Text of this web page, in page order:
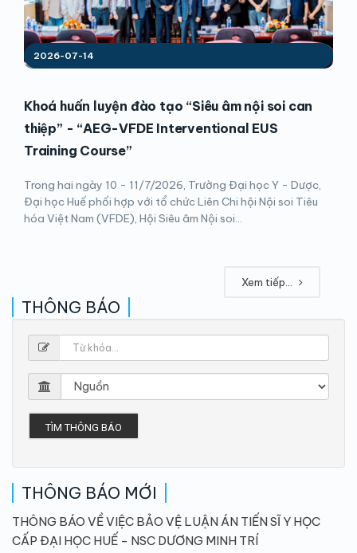
2026-07-14
Khoá huấn luyện đào tạo “Siêu âm nội soi can
thiệp” - “AEG-VFDE Interventional EUS
Training Course”
Trong hai ngày 10 - 11/7/2026, Trường Đại học Y - Dược,
Đại học Huế phối hợp với tổ chức Liên Chi hội Nội soi Tiêu
hóa Việt Nam (VFDE), Hội Siêu âm Nội soi...
Xem tiếp...
THÔNG BÁO
TÌM THÔNG BÁO
THÔNG BÁO MỚI
THÔNG BÁO VỀ VIỆC BẢO VỆ LUẬN ÁN TIẾN SĨ Y HỌC
CẤP ĐẠI HỌC HUẾ - NSC DƯƠNG MINH TRÍ